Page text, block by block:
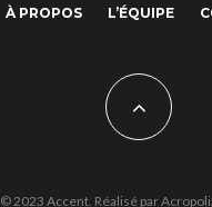
À PROPOS L’ÉQUIPE
© 2023 Accent. Réalisé par